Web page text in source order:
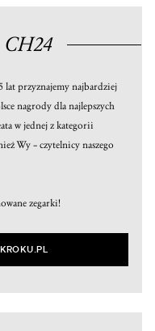
CH24
lat przyznajemy najbardziej
nagrody dla najlepszych
w jednej z kategorii
Wy – czytelnicy naszego
zegarki!